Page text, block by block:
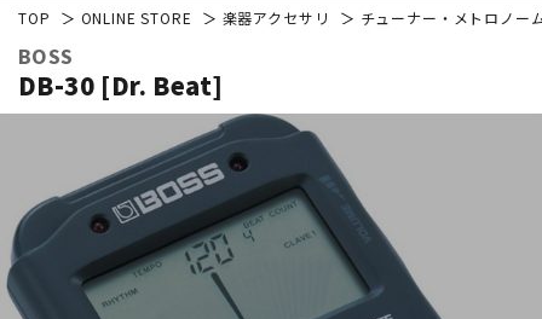
エレキギター
ベース ウクレレ
TOP ONLINE STORE 楽器アクセサリ チューナー・メトロノー
BOSS
DB-30 [Dr. Beat]